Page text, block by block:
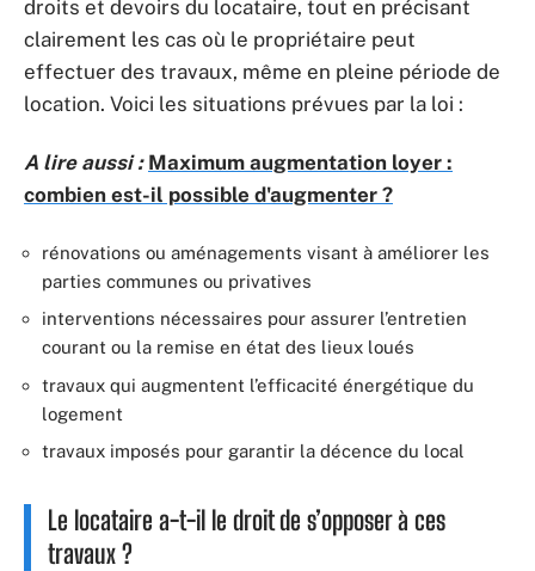
droits et devoirs du locataire, tout en précisant
clairement les cas où le propriétaire peut
effectuer des travaux, même en pleine période de
location. Voici les situations prévues par la loi :
A lire aussi : Maximum augmentation loyer :
combien est-il possible d'augmenter ?
rénovations ou aménagements visant à améliorer les
parties communes ou privatives
interventions nécessaires pour assurer l’entretien
courant ou la remise en état des lieux loués
travaux qui augmentent l’efficacité énergétique du
logement
travaux imposés pour garantir la décence du local
Le locataire a-t-il le droit de s’opposer à ces
travaux ?